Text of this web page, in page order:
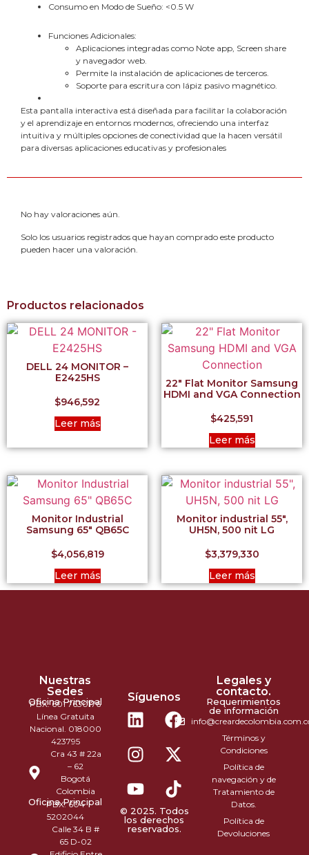
Consumo en Modo de Sueño: <0.5 W
Funciones Adicionales:
Aplicaciones integradas como Note app, Screen share
y navegador web.
Permite la instalación de aplicaciones de terceros.
Soporte para escritura con lápiz pasivo magnético.
Esta pantalla interactiva está diseñada para facilitar la colaboración
y el aprendizaje en entornos modernos, ofreciendo una interfaz
intuitiva y múltiples opciones de conectividad que la hacen versátil
para diversas aplicaciones educativas y profesionales
No hay valoraciones aún.
Solo los usuarios registrados que hayan comprado este producto
pueden hacer una valoración.
Productos relacionados
DELL 24 MONITOR –
E2425HS
$946,592
Leer más
22″ Flat Monitor Samsung
HDMI and VGA Connection
$425,591
Leer más
Monitor Industrial
Samsung 65″ QB65C
$4,056,819
Leer más
Monitor industrial 55″,
UH5N, 500 nit LG
$3,379,330
Leer más
Nuestras
Sedes
Oficina Principal
PBX: 601 7630176
Línea Gratuita
Nacional. 018000
423795
Cra 43 # 22a
– 62
Bogotá
Colombia
Oficina Principal
PBX: 604
5202044
Calle 34 B #
65 D-02
Síguenos
© 2025. Todos
los derechos
reservados.
Legales y
contacto.
Requerimientos
de información
Términos y
Condiciones
Política de
navegación y de
Tratamiento de
Datos.
Política de
Devoluciones